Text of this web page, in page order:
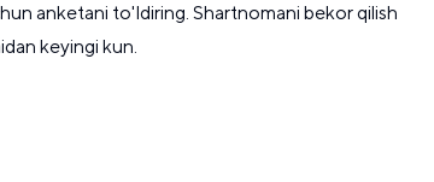
anketani to'ldiring. Shartnomani bekor qilish
keyingi kun.